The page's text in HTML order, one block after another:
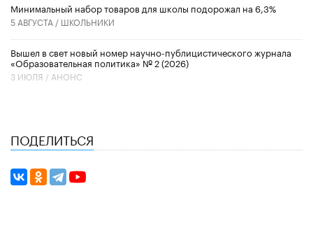
Минимальный набор товаров для школы подорожал на 6,3%
5 АВГУСТА / ШКОЛЬНИКИ
Вышел в свет новый номер научно-публицистического журнала
«Образовательная политика» № 2 (2026)
3 ИЮЛЯ / АНОНС
ПОДЕЛИТЬСЯ